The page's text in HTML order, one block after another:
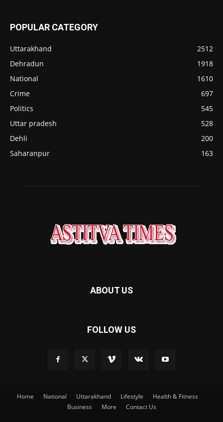
POPULAR CATEGORY
Uttarakhand
2512
Dehradun
1918
National
1610
Crime
697
Politics
545
Uttar pradesh
528
Dehli
200
Saharanpur
163
ABOUT US
FOLLOW US
Home National Uttarakhand Lifestyle
Health & Fitness
Business
More Contact Us